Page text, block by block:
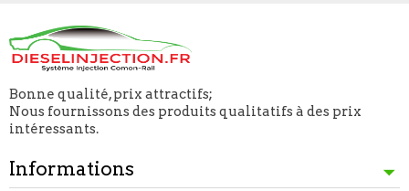
Bonne qualité, prix attractifs;
Nous fournissons des produits qualitatifs à des prix
intéressants.
Informations